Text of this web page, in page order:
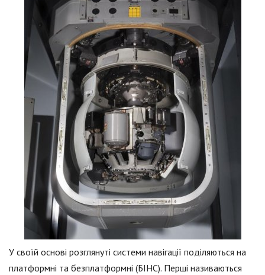
У своїй основі розглянуті системи навігації поділяються на
платформні та безплатформні (БІНС). Перші називаються